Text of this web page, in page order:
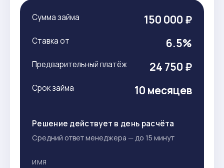
Сумма займа 150 000 ₽
Ставка от 6.5%
Предварительный платёж 24 750 ₽
Срок займа 10 месяцев
Решение действует в день расчёта
Средний ответ менеджера — до 15 минут
ИМЯ